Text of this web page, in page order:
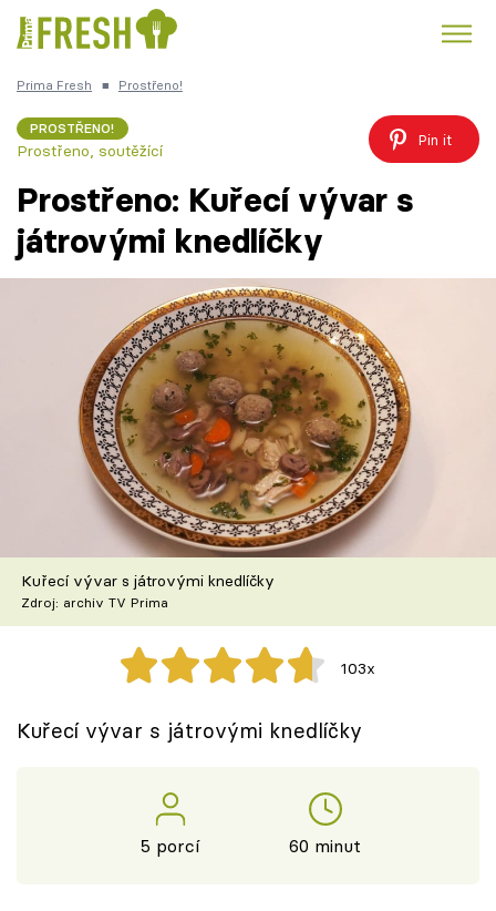
Česká kuchyně
Recepty
Články
TV Program
Škola vaření
Recepty z TV
Speciál: Cuketa
Těhotnej kuchař
Sledujte prima+
Prima Fresh ■ Prostřeno!
PROSTŘENO!
Prostřeno, soutěžící
Pin it
Prostřeno: Kuřecí vývar s
játrovými knedlíčky
Kuřecí vývar s játrovými knedlíčky
Zdroj: archiv TV Prima
103x
Kuřecí vývar s játrovými knedlíčky
5 porcí 60 minut